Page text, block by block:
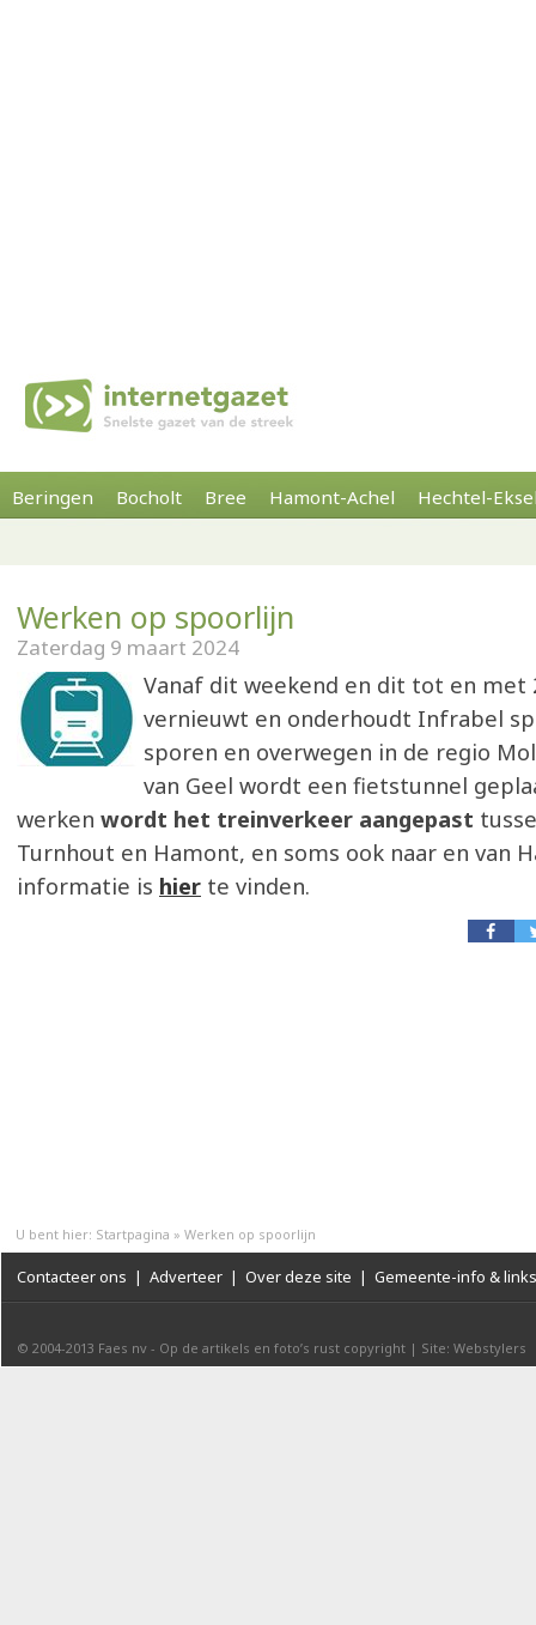
Beringen Bocholt Bree Hamont-Achel Hechtel-
Werken op spoorlijn
Zaterdag 9 maart 2024
Vanaf dit weekend en dit tot en met
vernieuwt en onderhoudt Infrabel
sporen en overwegen in de regio
van Geel wordt een fietstunnel
werken wordt het treinverkeer aangepast
Turnhout en Hamont, en soms ook naar en van
informatie is hier te vinden.
U bent hier: Startpagina » Werken op spoorlijn
Contacteer ons | Adverteer | Over deze site | Gemeente-info & links
© 2004-2013 Faes nv - Op de artikels en foto’s rust copyright | Site: Webstylers